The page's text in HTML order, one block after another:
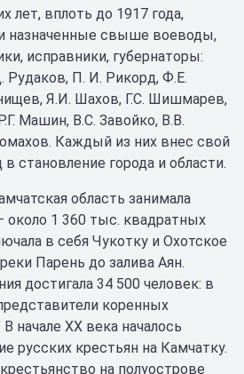
лет, вплоть до 1917 года,
назначенные свыше воеводы,
исправники, губернаторы:
П. И. Рикорд, Ф.Е.
Я.И. Шахов, Г.С. Шишмарев,
Машин, В.С. Завойко, В.В.
Каждый из них внес свой
становление города и области.
область занимала
1 360 тыс. квадратных
в себя Чукотку и Охотское
Парень до залива Аян.
достигала 34 500 человек: в
коренных
начале ХХ века началось
русских крестьян на Камчатку.
на полуострове